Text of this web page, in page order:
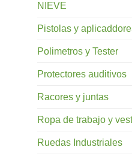
NIEVE
Pistolas y
Polimetros y Tester
Protectores auditivos
Racores y juntas
Ropa de trabajo y
Ruedas Industriales